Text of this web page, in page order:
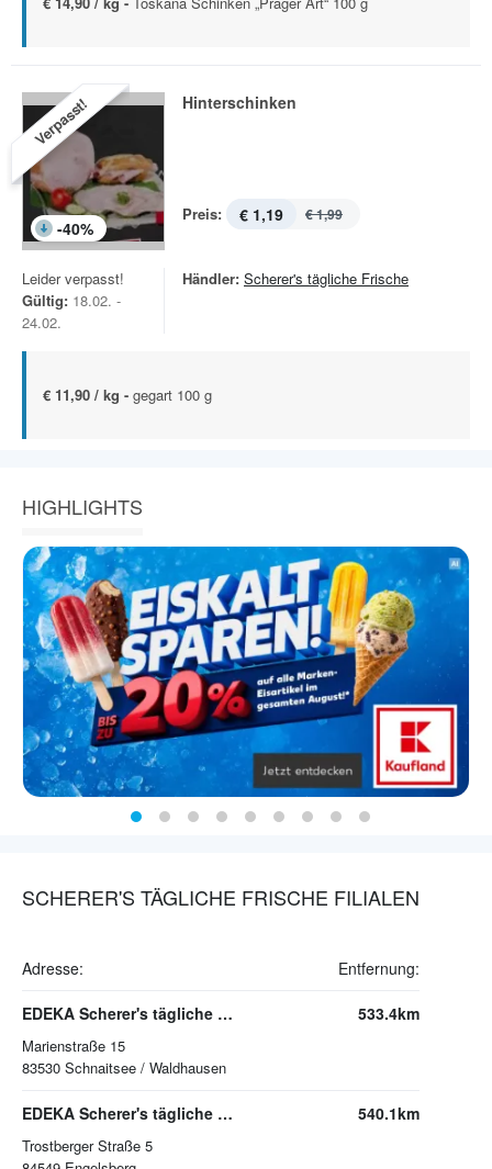
Verpasst!
-40%
Hinterschinken
Preis: € 1,19 € 1,99
Leider verpasst!
Gültig: 18.02. -
24.02.
Händler: Scherer's tägliche Frische
€ 11,90 / kg - gegart 100 g
HIGHLIGHTS
SCHERER'S TÄGLICHE FRISCHE FILIALEN
Adresse: Entfernung:
EDEKA Scherer's tägliche Frische Schnaitsee / Waldhausen
Marienstraße 15
83530 Schnaitsee / Waldhausen
533.4km
EDEKA Scherer's tägliche Frische Engelsberg
Trostberger Straße 5
540.1km